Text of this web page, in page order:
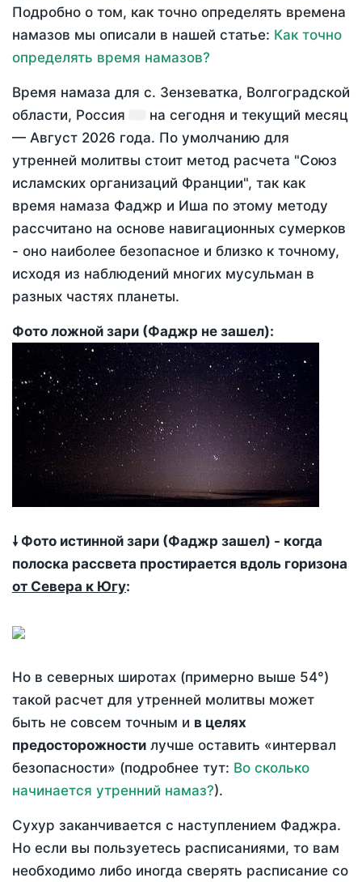
Подробно о том, как точно определять времена
намазов мы описали в нашей статье: Как точно
определять время намазов?
Время намаза для с. Зензеватка, Волгоградской
области, Россия
на сегодня и текущий месяц
— Август 2026 года. По умолчанию для
утренней молитвы стоит метод расчета "Союз
исламских организаций Франции", так как
время намаза Фаджр и Иша по этому методу
рассчитано на основе навигационных сумерков
- оно наиболее безопасное и близко к точному,
исходя из наблюдений многих мусульман в
разных частях планеты.
Фото ложной зари (Фаджр не зашел):
🠗 Фото истинной зари (Фаджр зашел) - когда
полоска рассвета простирается вдоль горизона
от Севера к Югу:
Но в северных широтах (примерно выше 54°)
такой расчет для утренней молитвы может
быть не совсем точным и в целях
предосторожности лучше оставить «интервал
безопасности» (подробнее тут: Во сколько
начинается утренний намаз?).
Сухур заканчивается с наступлением Фаджра.
Но если вы пользуетесь расписаниями, то вам
необходимо либо иногда сверять расписание со